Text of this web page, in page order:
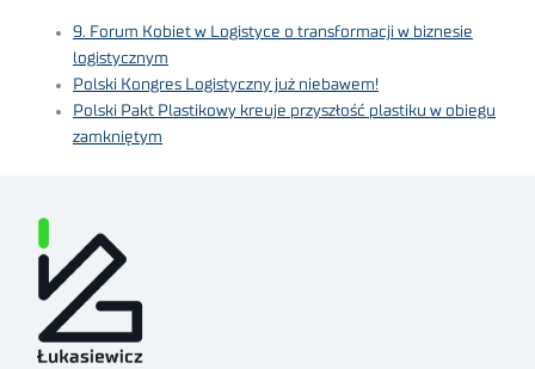
9. Forum Kobiet w Logistyce o transformacji w biznesie
logistycznym
Polski Kongres Logistyczny już niebawem!
Polski Pakt Plastikowy kreuje przyszłość plastiku w obiegu
zamkniętym